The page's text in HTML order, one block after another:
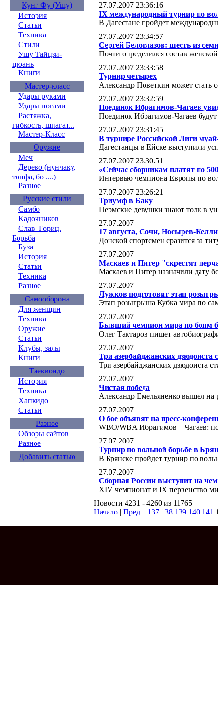
Кунг Фу (Ушу)
История
Статьи
Техника
Стили
Ушу Тайцзи-
цюань
Книги
Мастер-класс
Удары руками
Удары ногами
Растяжка,
гибкость, шпагат...
Мастер-Класс
Оружие
Меч
Дерево (нунчаку,
тонфа, бо ....)
Разное
Русские стили
Самбо
Кадочников
Слав. Гориц.
Борьба
Буза
История
Статьи
Техника
Разное
Самооборона
Для женщин
Техника
Оружие
Статьи
Клубы, залы
Книги
Таеквондо
История
Техника
Хапкидо
Статьи
Разное
Обзоры сайтов
Разное
Добавить статью
27.07.2007 23:36:16
IX международный турнир по
В Дагестане пройдет
27.07.2007 23:34:57
Сергей Белоглазов: шесть из
Почти определился состав
27.07.2007 23:33:58
Турнир четырех
Александр Поветкин может стать
27.07.2007 23:32:59
Поединок Ибрагимов-Чагаев
Поединок Ибрагимов-Чагаев
27.07.2007 23:31:45
В турнире Российской Лиги
Дагестанцы в Ейске выступили
27.07.2007 23:30:51
«Сейчас сборникам платят по
Интервью чемпиона Европы по
27.07.2007 23:26:21
Триумф в Баку
Пермские девушки знают толк в
27.07.2007
17 августа, Сочи, Носырев-Келли
Донской спортсмен сразится за
27.07.2007
Маскаев и Питер "скрестят
Маскаев и Питер назначили дату
27.07.2007
Лужков подготовит этап
Этап розыгрыша Кубка мира по
27.07.2007
Бывший чемпион мира по боям
Олег Тактаров пишет
27.07.2007
Три азербайджанских дзюдоиста
Три азербайджанских дзюдоиста
27.07.2007
Чистая победа
Александр Емельяненко вышел на
27.07.2007
О бое объявят на пресс-
WBO/WBA Ибрагимов – Чагаев:
27.07.2007
Турнир по вольной борьбе в
В Брянске пройдет турнир по
27.07.2007
Сборная России выступит на
XIV чемпионат и IX первенство
Новости 4231 - 4260 из 11765
Начало | Пред. | 137 138 139 140 141